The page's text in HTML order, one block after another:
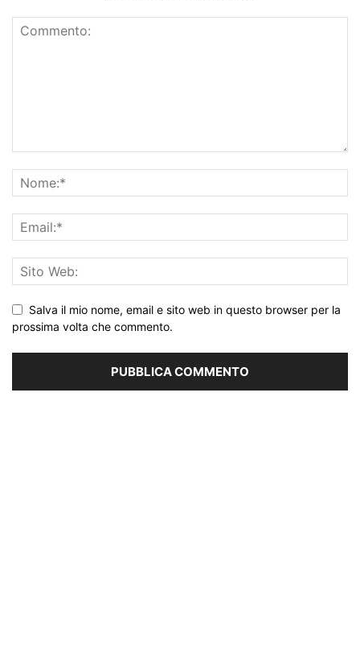
Salva il mio nome, email e sito web in questo browser per la
prossima volta che commento.